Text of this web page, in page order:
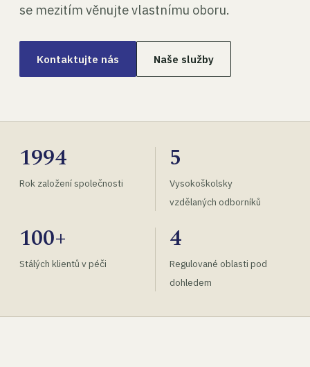
se mezitím věnujte vlastnímu oboru.
Kontaktujte nás Naše služby
1994
Rok založení společnosti
5
Vysokoškolsky
vzdělaných odborníků
100+
Stálých klientů v péči
4
Regulované oblasti pod
dohledem